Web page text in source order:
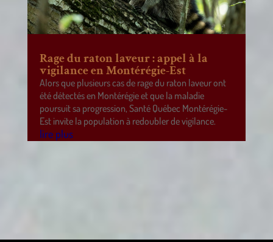
Rage du raton laveur : appel à la
vigilance en Montérégie-Est
Alors que plusieurs cas de rage du raton laveur ont
été détectés en Montérégie et que la maladie
poursuit sa progression, Santé Québec Montérégie-
Est invite la population à redoubler de vigilance.
lire plus